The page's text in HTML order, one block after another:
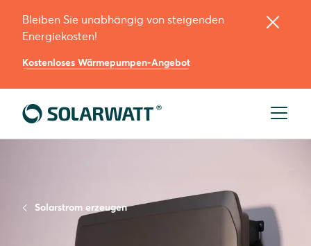
Bleiben Sie unabhängig von steigenden
Energiekosten!
Kostenloses Wärmepumpen-Angebot
Solarstrom erzeugen